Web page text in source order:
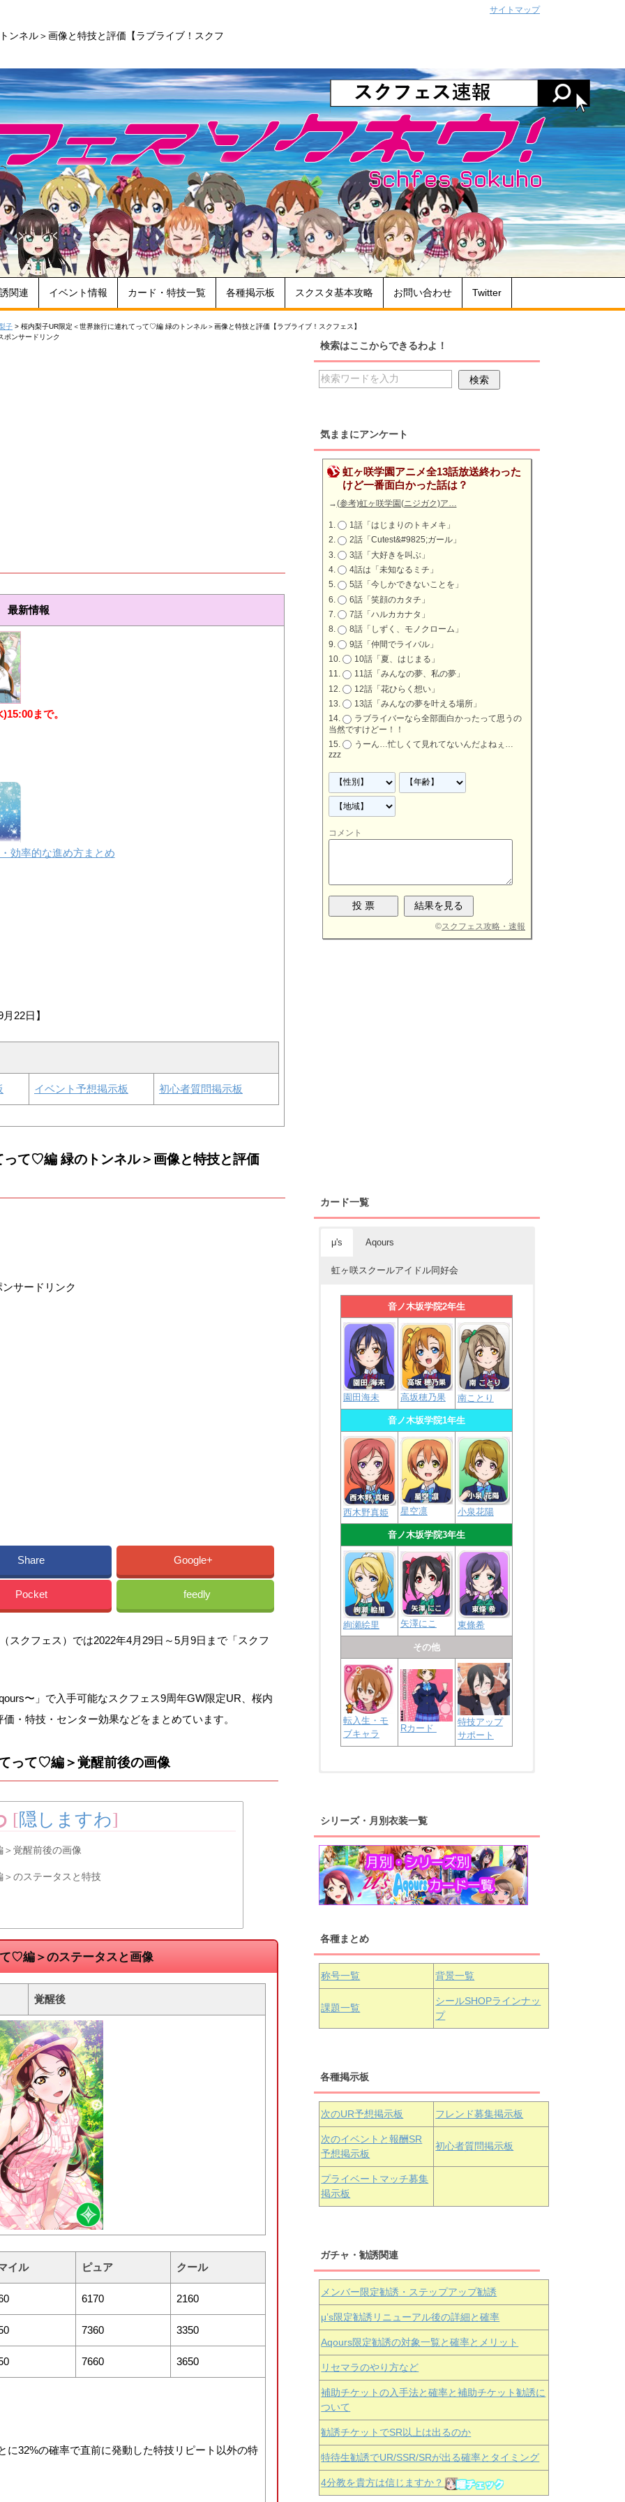
ネル＞画像と特技と評価【ラブライブ！スクフ
関連 イベント情報 カード・特技一覧 各種掲示板 スクスタ基本攻略 お問い合わせ Twitter
子 > 桜内梨子UR限定＜世界旅行に連れてって♡編 緑のトンネル＞画像と特技と評価【ラブライブ！スクフェス】
ポンサードリンク
最新情報
まで。
効率的な進め方まとめ
月22日】
イベント予想掲示板 初心者質問掲示板
て♡編 緑のトンネル＞画像と特技と評価
ンサードリンク
Share Google+
Pocket feedly
スクフェス）では2022年4月29日～5月9日まで「スクフ
〜」で入手可能なスクフェス9周年GW限定UR、桜内
・特技・センター効果などをまとめています。
って♡編＞覚醒前後の画像
[隠しますわ]
覚醒前後の画像
のステータスと特技
♡編＞のステータスと画像
覚醒後
イル ピュア クール
6170 2160
7360 3350
7660 3650
に32%の確率で直前に発動した特技リピート以外の特
検索はここからできるわよ！
気ままにアンケート
虹ヶ咲学園アニメ全13話放送終わった
けど一番面白かった話は？
→(参考)虹ヶ咲学園(ニジガク)ア…
1話「はじまりのトキメキ」
2話「Cutest&#9825;ガール」
3話「大好きを叫ぶ」
4話は「未知なるミチ」
5話「今しかできないことを」
6話「笑顔のカタチ」
7話「ハルカカナタ」
8話「しずく、モノクローム」
9話「仲間でライバル」
10話「夏、はじまる」
11話「みんなの夢、私の夢」
12話「花ひらく想い」
13話「みんなの夢を叶える場所」
ラブライバーなら全部面白かったって思うの
当然ですけどー！！
うーん…忙しくて見れてないんだよねぇ…
zzz
コメント
©スクフェス攻略・速報
カード一覧
μ's Aqours
虹ヶ咲スクールアイドル同好会
音ノ木坂学院2年生
園田海未 高坂穂乃果 南ことり
音ノ木坂学院1年生
西木野真姫 星空凛 小泉花陽
音ノ木坂学院3年生
絢瀬絵里 矢澤にこ 東條希
その他
転入生・モ
ブキャラ
Rカード
特技アップ
サポート
桜内梨子 高海千歌 渡辺曜
浦の星女学院1年生
津島善子 黒澤ルビィ 国木田花丸
浦の星女学院3年生
黒澤ダイヤ
上原歩夢 宮下愛 優木せつ菜
虹ヶ咲学園1年生
中須かすみ 天王寺璃奈 桜坂しずく
近江彼方
エマ・ヴェ
シリーズ・月別衣装一覧
各種まとめ
称号一覧 背景一覧
課題一覧
シールSHOPラインナッ
プ
各種掲示板
次のUR予想掲示板 フレンド募集掲示板
次のイベントと報酬SR
予想掲示板
初心者質問掲示板
プライベートマッチ募集
掲示板
ガチャ・勧誘関連
メンバー限定勧誘・ステップアップ勧誘
μ’s限定勧誘リニューアル後の詳細と確率
Aqours限定勧誘の対象一覧と確率とメリット
リセマラのやり方など
補助チケットの入手法と確率と補助チケット勧誘に
ついて
勧誘チケットでSR以上は出るのか
特待生勧誘でUR/SSR/SRが出る確率とタイミング
4分教を貴方は信じますか？
サイトマップ